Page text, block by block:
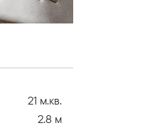
21 м.кв.
2.8 м